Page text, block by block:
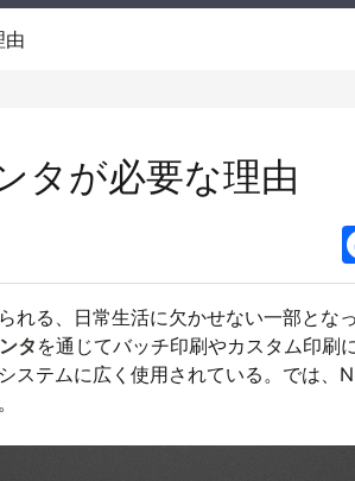
由
タが必要な理由
れる、日常生活に欠かせない一部とな
タを通じてバッチ印刷やカスタム印刷
ステムに広く使用されている。では、